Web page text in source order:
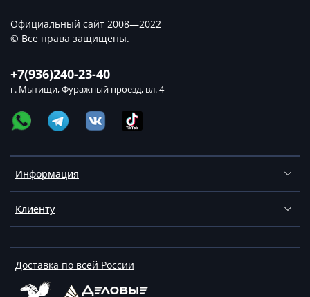
Информация
Клиенту
Доставка по всей России
+7(936)240-23-40
г. Мытищи, Фуражный проезд, вл. 4
Официальный сайт 2008—2022
© Все права защищены.